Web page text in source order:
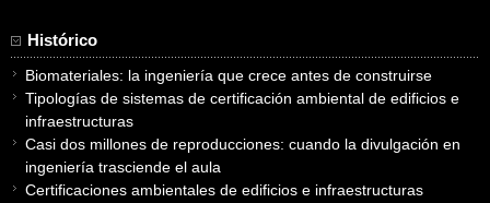
Histórico
Biomateriales: la ingeniería que crece antes de construirse
Tipologías de sistemas de certificación ambiental de edificios e
infraestructuras
Casi dos millones de reproducciones: cuando la divulgación en
ingeniería trasciende el aula
Certificaciones ambientales de edificios e infraestructuras